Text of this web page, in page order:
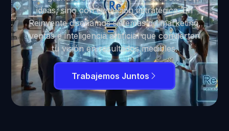
ideas, sino con ejecución estratégica. En
Reinvente diseñamos sistemas de marketing,
ventas e inteligencia artificial que convierten
tu visión en resultados medibles.
Trabajemos Juntos